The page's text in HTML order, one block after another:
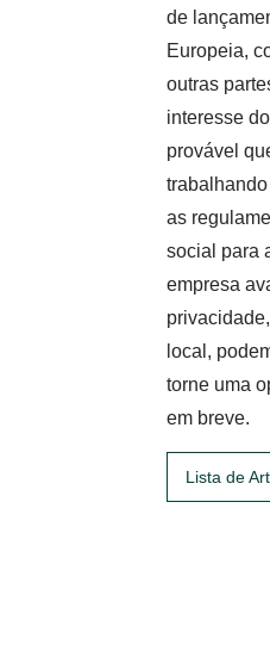
de
Europeia,
outras
interesse
provável
as
social para
empresa
local,
torne uma
em breve.
Lista de